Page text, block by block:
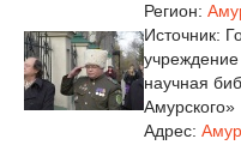
Регион:
Источник:
учреждение
научная
Амурского»
Адрес: